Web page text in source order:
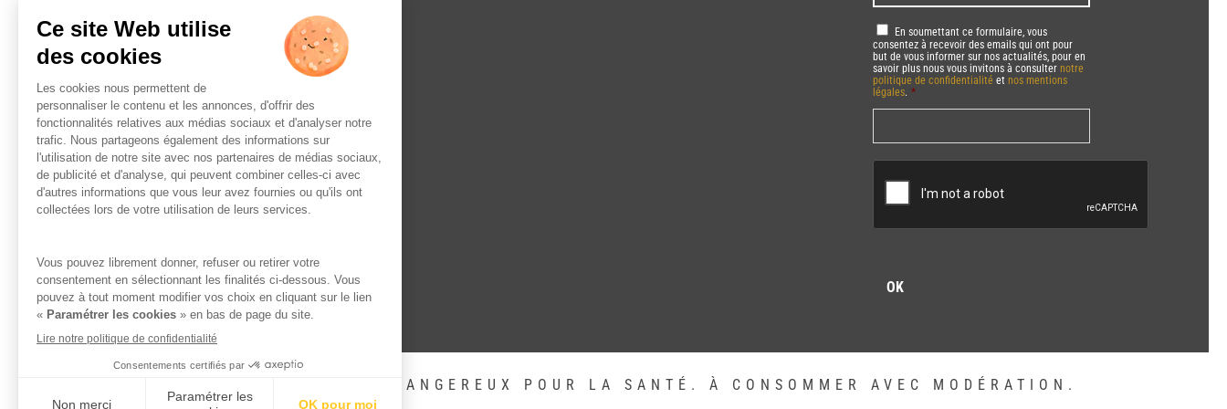
mail *
RGPD *
En soumettant ce formulaire, vous
consentez à recevoir des emails qui ont pour
but de vous informer sur nos actualités, pour en
savoir plus nous vous invitons à consulternotre
politique de confidentialité etnos mentions
légales. *
L’ABUS D’ALCOOL EST DANGEREUX POUR LA SANTÉ. À CONSOMMER AVEC MODÉRATION.